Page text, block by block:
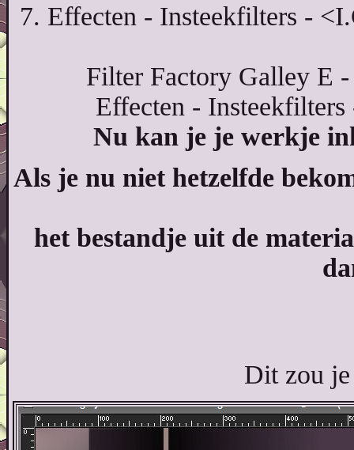
7. Effecten - Insteekfilters -
Filter Factory Galley E
Effecten -
Nu kan je je werkje
Als je nu niet hetzelfde
het bestandje uit de
Dit zou je